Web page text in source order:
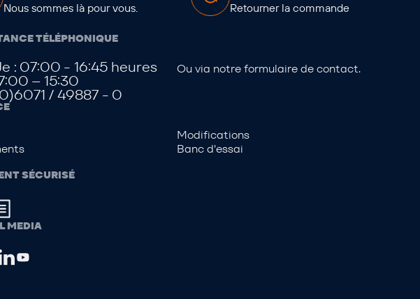
Nous sommes là pour vous. Retourner la commande
TÉLÉPHONIQUE
: 07:00 - 16:45 heures
– 15:30
/ 49887 - 0
Ou via notreformulaire de contact.
Modifications
Banc d'essai
SÉCURISÉ
MEDIA